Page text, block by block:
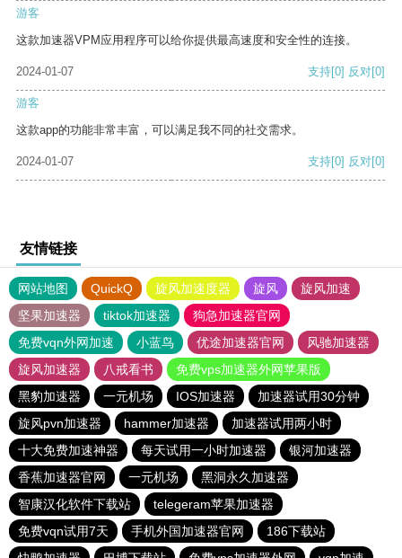
游客
这款加速器VPM应用程序可以给你提供最高速度和安全性的连接。
2024-01-07 支持[0] 反对[0]
游客
这款app的功能非常丰富，可以满足我不同的社交需求。
2024-01-07 支持[0] 反对[0]
友情链接
网站地图 QuickQ 旋风加速度器 旋风
旋风加速
坚果加速器
tiktok加速器
狗急加速器官网
免费vqn外网加速
小蓝鸟 优途加速器官网
风驰加速器
旋风加速器
八戒看书
免费vps加速器外网苹果版
黑豹加速器
一元机场 IOS加速器
加速器试用30分钟
旋风pvn加速器
hammer加速器
加速器试用两小时
十大免费加速神器
每天试用一小时加速器
银河加速器
香蕉加速器官网
一元机场
黑洞永久加速器
智康汉化软件下载站
telegeram苹果加速器
免费vqn试用7天
手机外国加速器官网
186下载站